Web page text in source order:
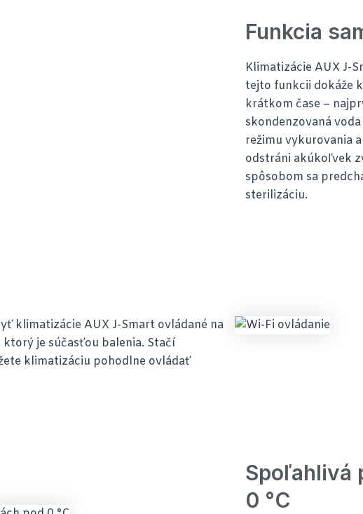
Funkcia
Klimatizácie AUX J-
tejto funkcii dokáže
krátkom čase –
skondenzovaná
režimu vykurovania
odstráni akúkoľvek
spôsobom sa
sterilizáciu.
klimatizácie AUX J-Smart ovládané na
je súčasťou balenia. Stačí
klimatizáciu pohodlne ovládať
Spoľahlivá
0 °C